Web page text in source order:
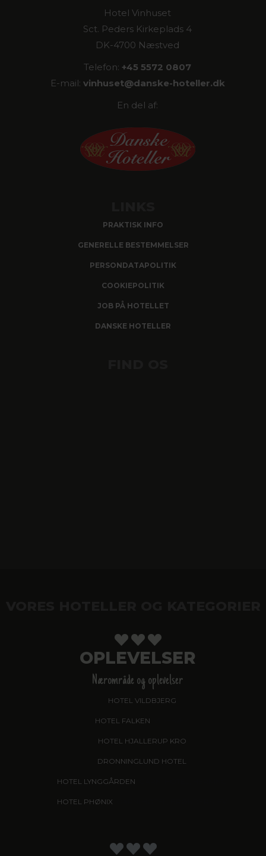
Hotel Vinhuset
Sct. Peders Kirkeplads 4
DK-4700 Næstved
Telefon: +45 5572 0807
E-mail: vinhuset@danske-hoteller.dk
En del af:
PRAKTISK INFO
GENERELLE BESTEMMELSER
PERSONDATAPOLITIK
COOKIEPOLITIK
JOB PÅ HOTELLET
DANSKE HOTELLER
OPLEVELSER
Nærområde og oplevelser
HOTEL VILDBJERG
HOTEL FALKEN
HOTEL HJALLERUP KRO
DRONNINGLUND HOTEL
HOTEL LYNGGÅRDEN
HOTEL PHØNIX